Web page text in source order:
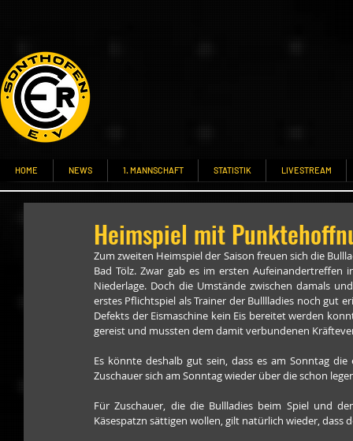
HOME NEWS 1. MANNSCHAFT STATISTIK LIVESTREAM
Heimspiel mit
Zum zweiten Heimspiel der Saison freuen sich die
Bad Tölz. Zwar gab es im ersten Aufeinandertreffen
Niederlage. Doch die Umstände zwischen damals
erstes Pflichtspiel als Trainer der Bulllladies noch gut
Defekts der Eismaschine kein Eis bereitet werden
gereist und mussten dem damit verbundenen
Es könnte deshalb gut sein, dass es am Sonntag
Zuschauer sich am Sonntag wieder über die schon
Für Zuschauer, die die Bullladies beim Spiel und
Käsespatzn sättigen wollen, gilt natürlich wieder, dass